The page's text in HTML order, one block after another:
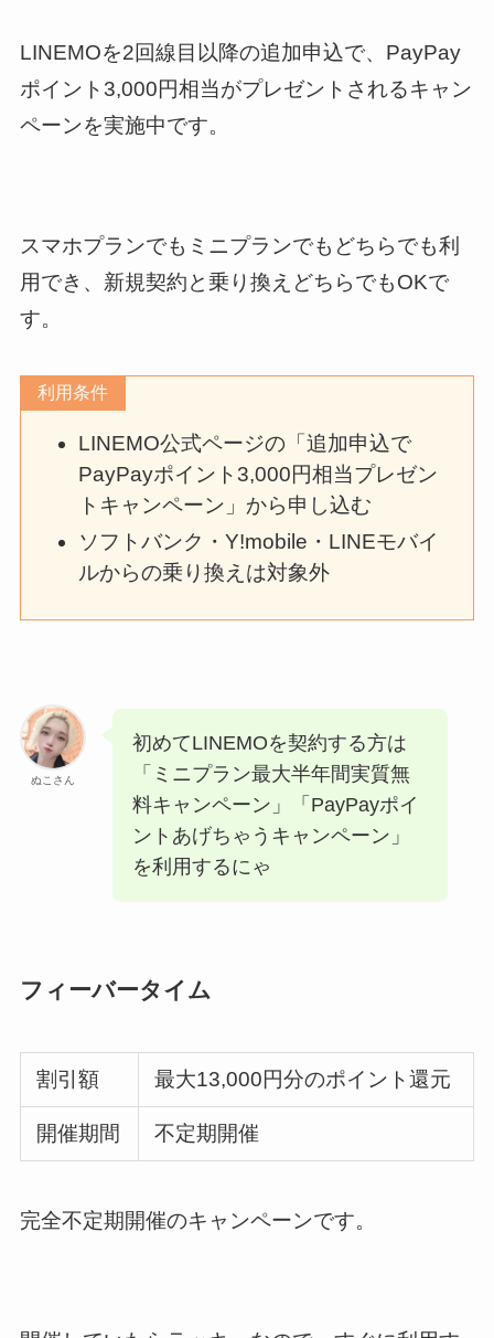
LINEMOを2回線目以降の追加申込で、PayPay
ポイント3,000円相当がプレゼントされるキャン
ペーンを実施中です。
スマホプランでもミニプランでもどちらでも利
用でき、新規契約と乗り換えどちらでもOKで
す。
利用条件
LINEMO公式ページの「追加申込で
PayPayポイント3,000円相当プレゼン
トキャンペーン」から申し込む
ソフトバンク・Y!mobile・LINEモバイ
ルからの乗り換えは対象外
ぬこさん
初めてLINEMOを契約する方は
「ミニプラン最大半年間実質無
料キャンペーン」「PayPayポイ
ントあげちゃうキャンペーン」
を利用するにゃ
フィーバータイム
割引額 最大13,000円分のポイント還元
開催期間 不定期開催
完全不定期開催のキャンペーンです。